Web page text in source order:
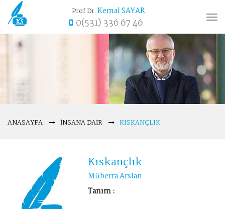
Prof.Dr.Kemal SAYAR
0(531) 336 67 46
ANASAYFA İNSANA DAIR KISKANÇLIK
Kıskançlık
Müberra Arslan
Tanım :